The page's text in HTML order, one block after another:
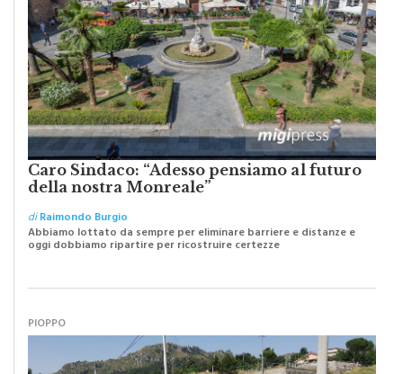
Caro Sindaco: “Adesso pensiamo al futuro
della nostra Monreale”
diRaimondo Burgio